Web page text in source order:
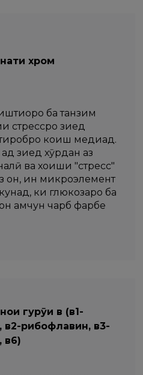
хром
ба танзим
стрессро зиед
коҳиш медиҳад.
зиед хӯрдан аз
ва хоҳиши "стресс"
он, ин микроэлемент
ки глюкозаро ба
ҳамчун чарб фарбеҳ
гурӯҳи в (в1-
в2-рибофлавин, в3-
в6)